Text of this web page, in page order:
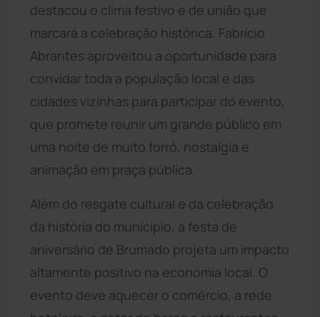
destacou o clima festivo e de união que
marcará a celebração histórica. Fabrício
Abrantes aproveitou a oportunidade para
convidar toda a população local e das
cidades vizinhas para participar do evento,
que promete reunir um grande público em
uma noite de muito forró, nostalgia e
animação em praça pública.
Além do resgate cultural e da celebração
da história do município, a festa de
aniversário de Brumado projeta um impacto
altamente positivo na economia local. O
evento deve aquecer o comércio, a rede